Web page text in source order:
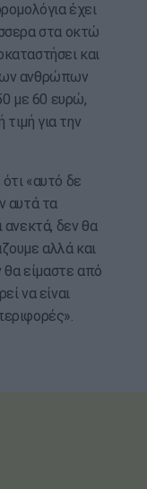
έχει
στα οκτώ
και
ανθρώπων
με 60 ευρώ,
τιμή για την
«αυτό δε
αυτά τα
ανεκτά, δεν θα
αλλά και
θα είμαστε από
να είναι